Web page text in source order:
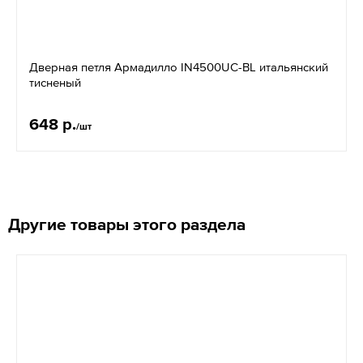
Дверная петля Армадилло IN4500UC-BL итальянский
тисненый
648 р./шт
Другие товары этого раздела